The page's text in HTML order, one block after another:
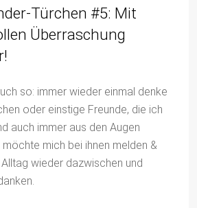
Türchen #5: Mit
Überraschung
so: immer wieder einmal denke
oder einstige Freunde, die ich
auch immer aus den Augen
mich bei ihnen melden &
wieder dazwischen und